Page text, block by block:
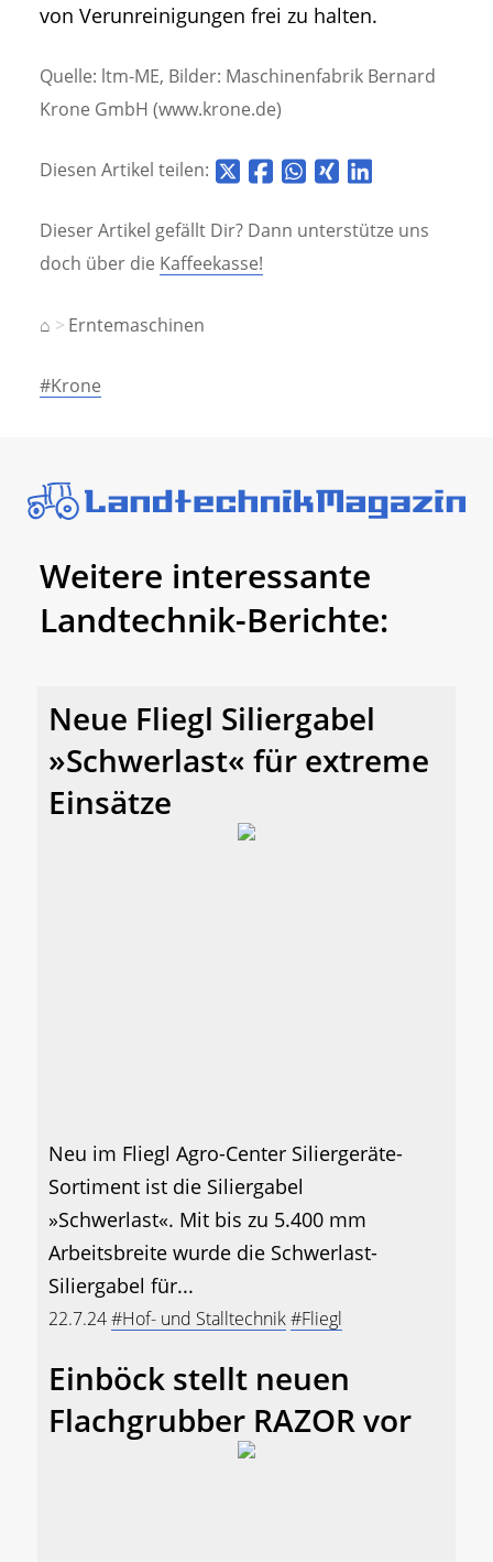
von Verunreinigungen frei zu halten.
Quelle: ltm-ME, Bilder: Maschinenfabrik Bernard
Krone GmbH (www.krone.de)
Diesen Artikel teilen:
Dieser Artikel gefällt Dir? Dann unterstütze uns
doch über die Kaffeekasse!
⌂ Erntemaschinen
#Krone
Weitere interessante
Landtechnik-Berichte:
Neue Fliegl Siliergabel
»Schwerlast« für extreme
Einsätze
Neu im Fliegl Agro-Center Siliergeräte-
Sortiment ist die Siliergabel
»Schwerlast«. Mit bis zu 5.400 mm
Arbeitsbreite wurde die Schwerlast-
Siliergabel für...
22.7.24#Hof- und Stalltechnik#Fliegl
Einböck stellt neuen
Flachgrubber RAZOR vor